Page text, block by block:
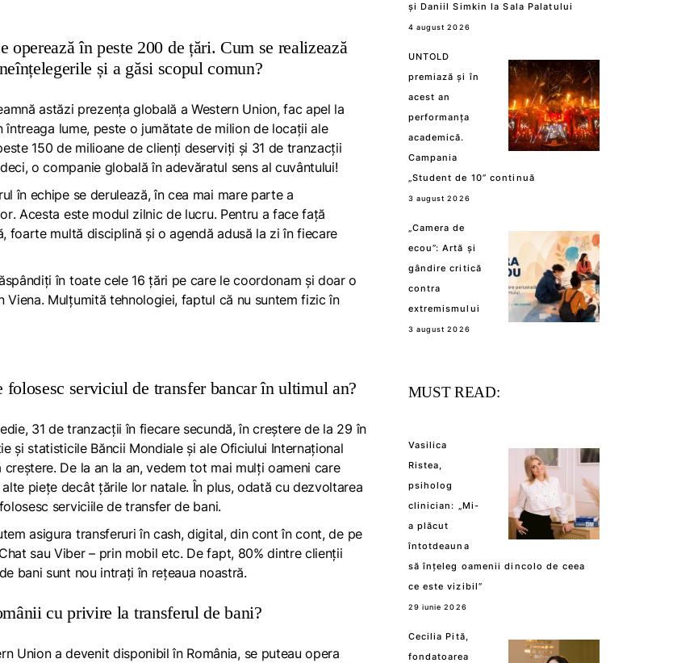
operează în peste 200 de țări. Cum se realizează
și a găsi scopul comun?
astăzi prezența globală a Western Union, fac apel la
lume, peste o jumătate de milion de locații ale
150 de milioane de clienți deserviți și 31 de tranzacții
o companie globală în adevăratul sens al cuvântului!
în echipe se derulează, în cea mai mare parte a
. Acesta este modul zilnic de lucru. Pentru a face față
multă disciplină și o agendă adusă la zi în fiecare
în toate cele 16 țări pe care le coordonam și doar o
Mulțumită tehnologiei, faptul că nu suntem fizic în
folosesc serviciul de transfer bancar în ultimul an?
31 de tranzacții în fiecare secundă, în creștere de la 29 în
și statisticile Băncii Mondiale și ale Oficiului Internațional
De la an la an, vedem tot mai mulți oameni care
piețe decât țările lor natale. În plus, odată cu dezvoltarea
serviciile de transfer de bani.
asigura transferuri în cash, digital, din cont în cont, de pe
sau Viber – prin mobil etc. De fapt, 80% dintre clienții
bani sunt nou intrați în rețeaua noastră.
cu privire la transferul de bani?
Union a devenit disponibil în România, se puteau opera
și Daniil Simkin la Sala Palatului
4 august 2026
UNTOLD
premiază și în
acest an
performanța
academică.
Campania
„Student de 10” continuă
3 august 2026
„Camera de
ecou”: Artă și
gândire critică
contra
extremismului
3 august 2026
MUST READ:
Vasilica
Ristea,
psiholog
clinician: „Mi-
a plăcut
întotdeauna
să înțeleg oamenii dincolo de ceea
ce este vizibil”
29 iunie 2026
Cecilia Pită,
fondatoarea